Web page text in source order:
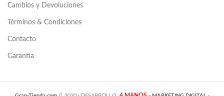
Cambios y Devoluciones
Términos & Condiciones
Contacto
Garantía